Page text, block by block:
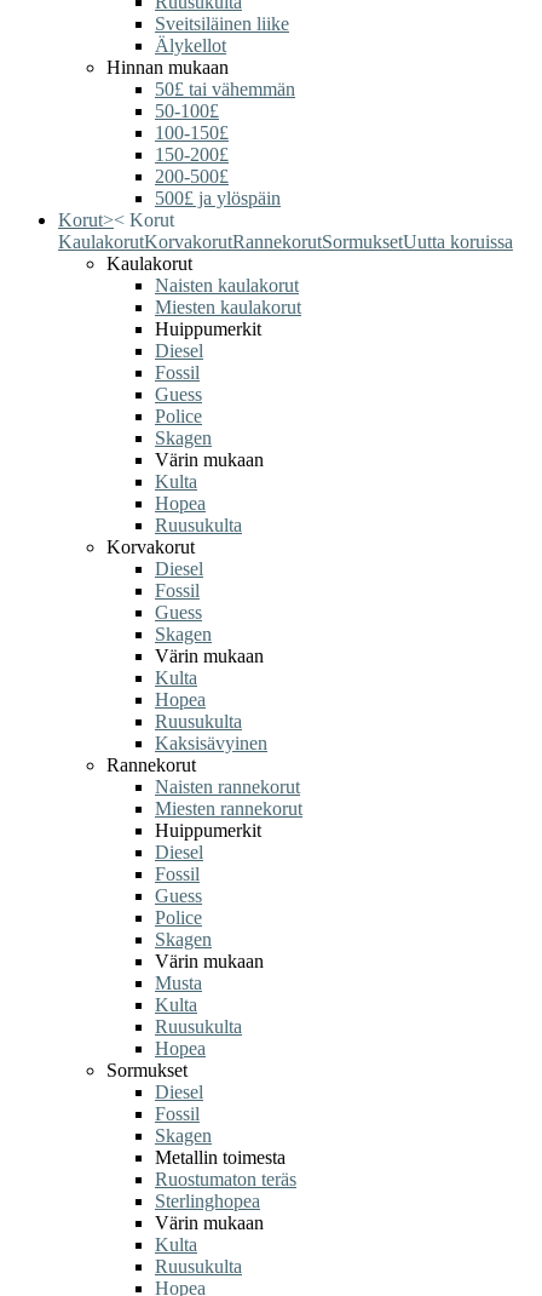
Sveitsiläinen liike
Älykellot
Hinnan mukaan
50£ tai vähemmän
50-100£
100-150£
150-200£
200-500£
500£ ja ylöspäin
Korut>< Korut
KaulakorutKorvakorutRannekorutSormuksetUutta koruissa
Kaulakorut
Naisten kaulakorut
Miesten kaulakorut
Huippumerkit
Diesel
Fossil
Guess
Police
Skagen
Värin mukaan
Kulta
Hopea
Ruusukulta
Korvakorut
Diesel
Fossil
Guess
Skagen
Värin mukaan
Kulta
Hopea
Ruusukulta
Kaksisävyinen
Rannekorut
Naisten rannekorut
Miesten rannekorut
Huippumerkit
Diesel
Fossil
Guess
Police
Skagen
Värin mukaan
Musta
Kulta
Ruusukulta
Hopea
Sormukset
Diesel
Fossil
Skagen
Metallin toimesta
Ruostumaton teräs
Sterlinghopea
Värin mukaan
Kulta
Ruusukulta
Hopea